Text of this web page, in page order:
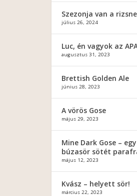
Szezonja van a
július 26, 2024
Luc, én vagyok az
augusztus 31, 2023
Brettish Golden Ale
június 28, 2023
A vörös Gose
május 29, 2023
Mine Dark Gose –
búzasör sötét
május 12, 2023
Kvász – helyett sör!
március 22, 2023